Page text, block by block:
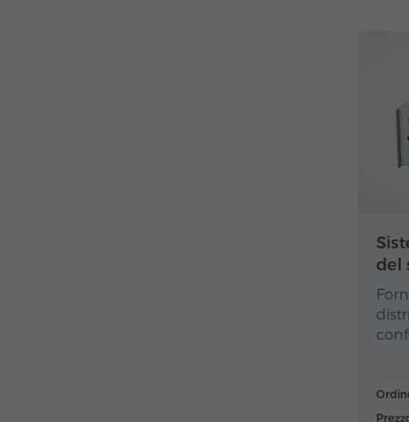
del